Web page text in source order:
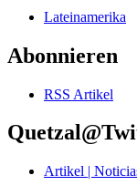
Lateinamerika
Abonnieren
RSS Artikel
Artikel |